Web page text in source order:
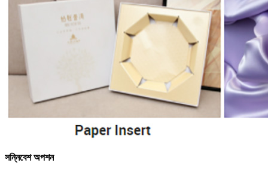
সন্নিবেশ অপশন